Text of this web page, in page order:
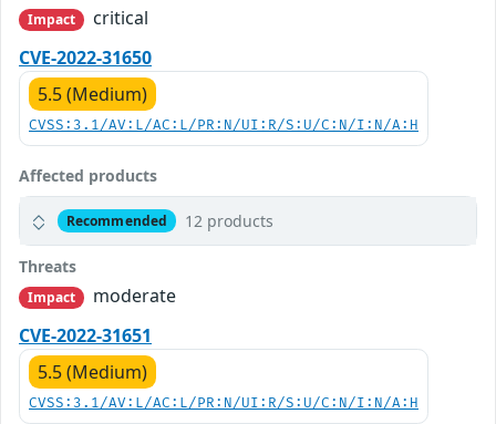
Impact
critical
CVE-2022-31650
5.5 (Medium)
CVSS:3.1/AV:L/AC:L/PR:N/UI:R/S:U/C:N/I:N/A:H
Affected products
Recommended 12 products
Threats
Impact
moderate
CVE-2022-31651
5.5 (Medium)
CVSS:3.1/AV:L/AC:L/PR:N/UI:R/S:U/C:N/I:N/A:H